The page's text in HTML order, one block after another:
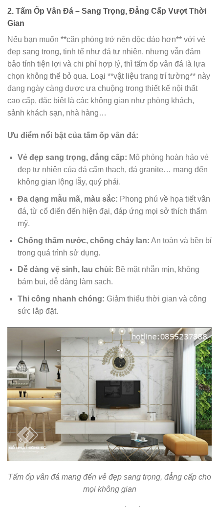
2. Tấm Ốp Vân Đá – Sang Trọng, Đẳng Cấp Vượt Thời
Gian
Nếu bạn muốn **căn phòng trở nên độc đáo hơn** với vẻ
đẹp sang trọng, tinh tế như đá tự nhiên, nhưng vẫn đảm
bảo tính tiện lợi và chi phí hợp lý, thì tấm ốp vân đá là lựa
chọn không thể bỏ qua. Loại **vật liệu trang trí tường** này
đang ngày càng được ưa chuộng trong thiết kế nội thất
cao cấp, đặc biệt là các không gian như phòng khách,
sảnh khách sạn, nhà hàng…
Ưu điểm nổi bật của tấm ốp vân đá:
Vẻ đẹp sang trọng, đẳng cấp: Mô phỏng hoàn hảo vẻ
đẹp tự nhiên của đá cẩm thạch, đá granite… mang đến
không gian lộng lẫy, quý phái.
Đa dạng mẫu mã, màu sắc: Phong phú về họa tiết vân
đá, từ cổ điển đến hiện đại, đáp ứng mọi sở thích thẩm
mỹ.
Chống thấm nước, chống cháy lan: An toàn và bền bỉ
trong quá trình sử dụng.
Dễ dàng vệ sinh, lau chùi: Bề mặt nhẵn mịn, không
bám bụi, dễ dàng làm sạch.
Thi công nhanh chóng: Giảm thiểu thời gian và công
sức lắp đặt.
Tấm ốp vân đá mang đến vẻ đẹp sang trọng, đẳng cấp cho
mọi không gian